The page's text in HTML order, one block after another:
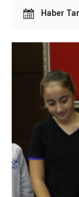
sahipHaber